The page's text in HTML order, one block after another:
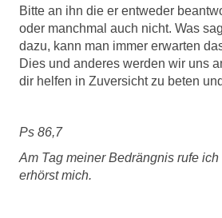
Bitte an ihn die er entweder
oder manchmal auch nicht. Was
dazu, kann man immer erwarten
Dies und anderes werden wir uns
dir helfen in Zuversicht zu beten
Ps 86,7
Am Tag meiner Bedrängnis rufe
erhörst mich.